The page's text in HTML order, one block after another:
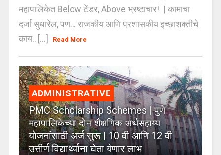
महापालिकेत Below टेंडर, Above भ्रष्टाचार! | कामाचा
दर्जा सुधारेल, पण… राजकीय आणि प्रशासकीय इच्छाशक्तीचे
काय.. [...]
Read More
ADMINISTRATIVE
PMC Scholarship Schemes | पुणे
महापालिकेच्या दोन शैक्षणिक अर्थसहाय्य
योजनांसाठी अर्ज सुरू | 10 वी आणि 12 वी
उत्तीर्ण विद्यार्थ्यांना घेता येणार लाभ